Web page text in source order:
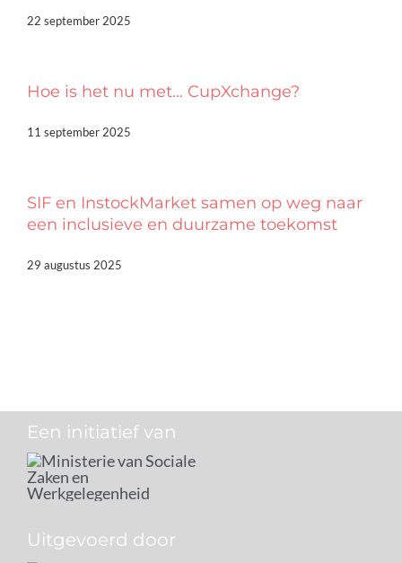
22 september 2025
Hoe is het nu met… CupXchange?
11 september 2025
SIF en InstockMarket samen op weg naar
een inclusieve en duurzame toekomst
29 augustus 2025
Een initiatief van
Uitgevoerd door